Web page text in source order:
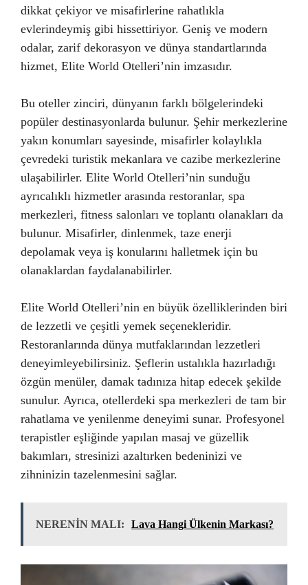
dikkat çekiyor ve misafirlerine rahatlıkla
evlerindeymiş gibi hissettiriyor. Geniş ve modern
odalar, zarif dekorasyon ve dünya standartlarında
hizmet, Elite World Otelleri’nin imzasıdır.
Bu oteller zinciri, dünyanın farklı bölgelerindeki
popüler destinasyonlarda bulunur. Şehir merkezlerine
yakın konumları sayesinde, misafirler kolaylıkla
çevredeki turistik mekanlara ve cazibe merkezlerine
ulaşabilirler. Elite World Otelleri’nin sunduğu
ayrıcalıklı hizmetler arasında restoranlar, spa
merkezleri, fitness salonları ve toplantı olanakları da
bulunur. Misafirler, dinlenmek, taze enerji
depolamak veya iş konularını halletmek için bu
olanaklardan faydalanabilirler.
Elite World Otelleri’nin en büyük özelliklerinden biri
de lezzetli ve çeşitli yemek seçenekleridir.
Restoranlarında dünya mutfaklarından lezzetleri
deneyimleyebilirsiniz. Şeflerin ustalıkla hazırladığı
özgün menüler, damak tadınıza hitap edecek şekilde
sunulur. Ayrıca, otellerdeki spa merkezleri de tam bir
rahatlama ve yenilenme deneyimi sunar. Profesyonel
terapistler eşliğinde yapılan masaj ve güzellik
bakımları, stresinizi azaltırken bedeninizi ve
zihninizin tazelenmesini sağlar.
NERENİN MALI: Lava Hangi Ülkenin Markası?